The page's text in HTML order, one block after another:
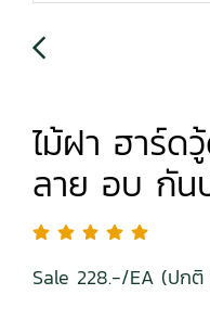
ไม้ฝา ฮาร์
ลาย อบ กัน
Sale 228.-/EA (ปกติ